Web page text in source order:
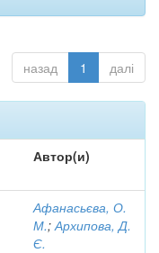
назад 1 далі
Автор(и)
Афанасьєва, О.
М.;Архипова, Д.
Є.